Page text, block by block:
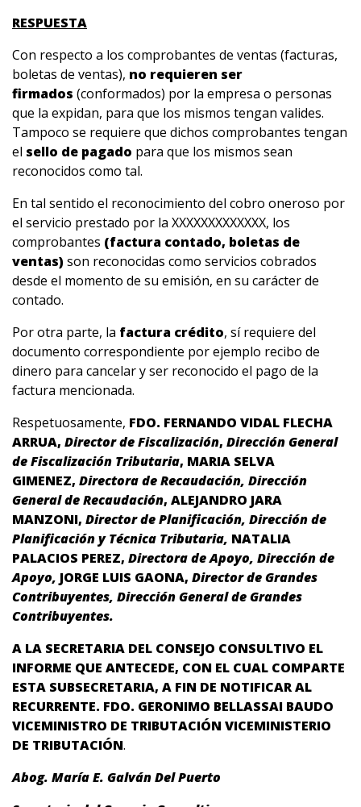
RESPUESTA
Con respecto a los comprobantes de ventas (facturas,
boletas de ventas), no requieren ser
firmados (conformados) por la empresa o personas
que la expidan, para que los mismos tengan valides.
Tampoco se requiere que dichos comprobantes tengan
el sello de pagado para que los mismos sean
reconocidos como tal.
En tal sentido el reconocimiento del cobro oneroso por
el servicio prestado por la XXXXXXXXXXXXX, los
comprobantes (factura contado, boletas de
ventas) son reconocidas como servicios cobrados
desde el momento de su emisión, en su carácter de
contado.
Por otra parte, la factura crédito, sí requiere del
documento correspondiente por ejemplo recibo de
dinero para cancelar y ser reconocido el pago de la
factura mencionada.
Respetuosamente, FDO. FERNANDO VIDAL FLECHA
ARRUA, Director de Fiscalización, Dirección General
de Fiscalización Tributaria, MARIA SELVA
GIMENEZ, Directora de Recaudación, Dirección
General de Recaudación, ALEJANDRO JARA
MANZONI, Director de Planificación, Dirección de
Planificación y Técnica Tributaria, NATALIA
PALACIOS PEREZ, Directora de Apoyo, Dirección de
Apoyo, JORGE LUIS GAONA, Director de Grandes
Contribuyentes, Dirección General de Grandes
Contribuyentes.
A LA SECRETARIA DEL CONSEJO CONSULTIVO EL
INFORME QUE ANTECEDE, CON EL CUAL COMPARTE
ESTA SUBSECRETARIA, A FIN DE NOTIFICAR AL
RECURRENTE. FDO. GERONIMO BELLASSAI BAUDO
VICEMINISTRO DE TRIBUTACIÓN VICEMINISTERIO
DE TRIBUTACIÓN.
Abog. María E. Galván Del Puerto